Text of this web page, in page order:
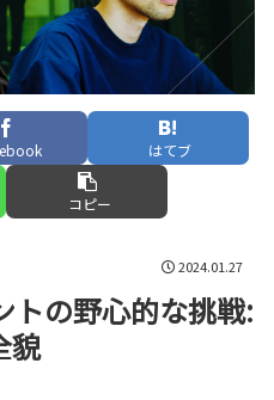
はてブ
コピー
2024.01.27
トの野心的な挑戦:
貌